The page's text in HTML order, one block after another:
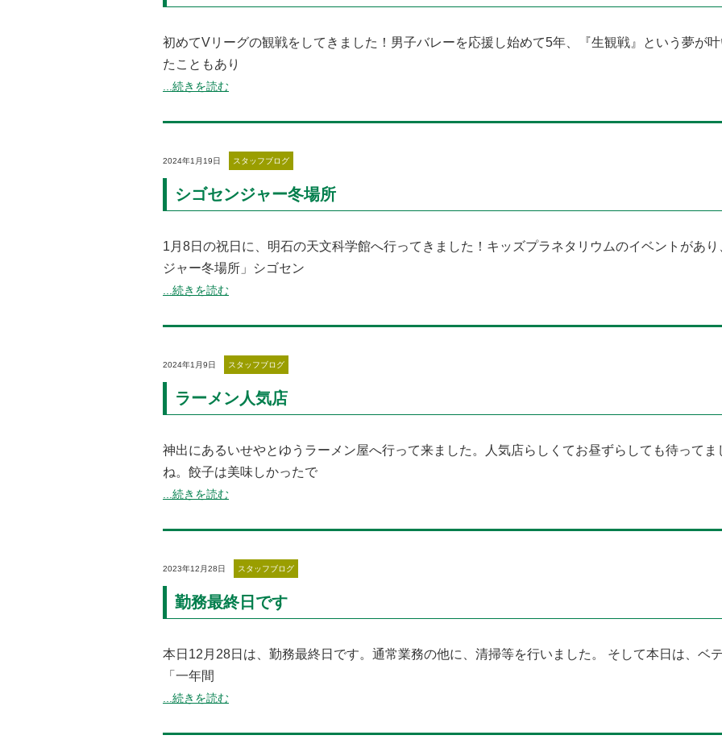
初めてVリーグの観戦をしてきました！⁡⁡⁡男子バレーを応援し始めて5年、『生観戦』という夢が
たこともあり
...続きを読む
2024年1月19日 スタッフブログ
シゴセンジャー冬場所
1月8日の祝日に、明石の天文科学館へ行ってきました！キッズプラネタリウムのイベントがあ
ジャー冬場所」シゴセン
...続きを読む
2024年1月9日 スタッフブログ
ラーメン人気店
神出にあるいせやとゆうラーメン屋へ行って来ました。人気店らしくてお昼ずらしても待って
ね。餃子は美味しかったで
...続きを読む
2023年12月28日 スタッフブログ
勤務最終日です
本日12月28日は、勤務最終日です。通常業務の他に、清掃等を行いました。 そして本日は、ベ
「一年間
...続きを読む